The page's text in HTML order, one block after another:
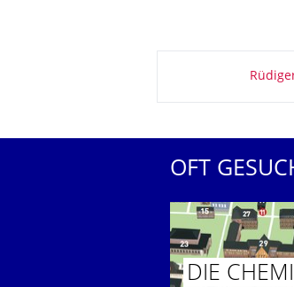
OFT
DIE